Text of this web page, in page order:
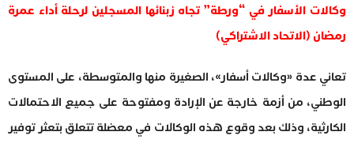
وكالات الأسفار في “ورطة” تجاه زبنائها المسجلين لرحلة أداء عمرة
رمضان (الاتحاد الاشتراكي)
تعاني عدة «وكالات أسفار»، الصغيرة منها والمتوسطة، على المستوى
الوطني، من أزمة خارجة عن الإرادة ومفتوحة على جميع الاحتمالات
الكارثية، وذلك بعد وقوع هذه الوكالات في معضلة تتعلق بتعثر توفير